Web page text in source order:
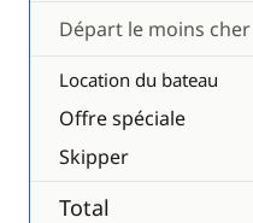
Départ le moins cher
Location du bateau
Offre spéciale
Skipper
Total